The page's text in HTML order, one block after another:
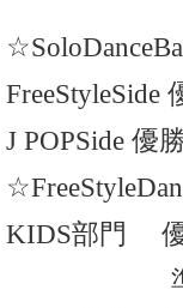
FreeStyleSide
J POPSide 優
KIDS部門 優
準優